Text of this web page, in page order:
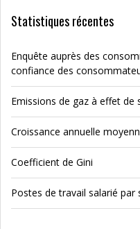
Statistiques récentes
Enquête auprès des
confiance des
Emissions de gaz à effet de
Croissance annuelle
Coefficient de Gini
Postes de travail salarié par